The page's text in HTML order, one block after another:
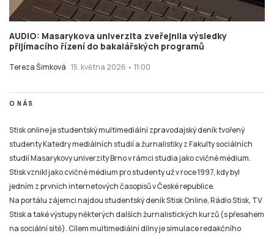
AUDIO: Masarykova univerzita zveřejnila výsledky
přijímacího řízení do bakalářských programů
Tereza Šimková 15. května 2026 • 11:00
O NÁS
Stisk online je studentský multimediální zpravodajský deník tvořený
studenty Katedry mediálních studií a žurnalistiky z Fakulty sociálních
studií Masarykovy univerzity Brno v rámci studia jako cvičné médium.
Stisk vznikl jako cvičné médium pro studenty už v roce 1997, kdy byl
jedním z prvních internetových časopisů v České republice.
Na portálu zájemci najdou studentský deník Stisk Online, Rádio Stisk, TV
Stisk a také výstupy některých dalších žurnalistických kurzů (s přesahem
na sociální sítě). Cílem multimediální dílny je simulace redakčního